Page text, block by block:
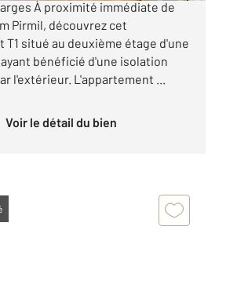
À proximité immédiate de
Pirmil, découvrez cet
T1 situé au deuxième étage d'une
bénéficié d'une isolation
l'extérieur. L'appartement ...
Voir le détail du bien